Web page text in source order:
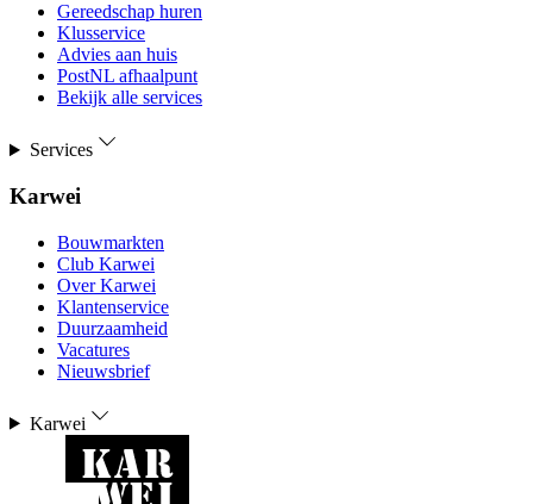
Gereedschap huren
Klusservice
Advies aan huis
PostNL afhaalpunt
Bekijk alle services
Services
Karwei
Bouwmarkten
Club Karwei
Over Karwei
Klantenservice
Duurzaamheid
Vacatures
Nieuwsbrief
Karwei